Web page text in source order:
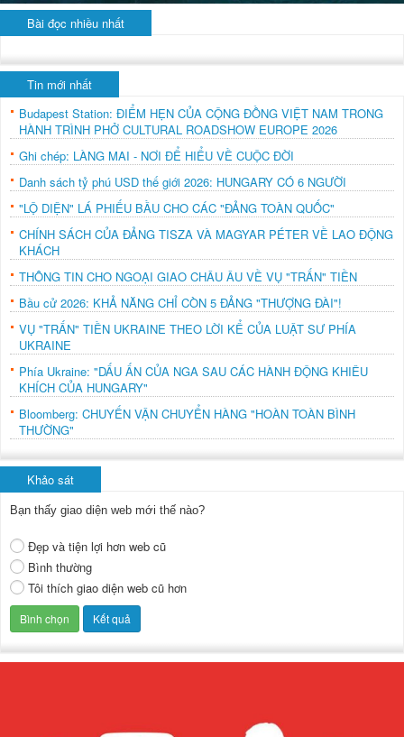
Bài đọc nhiều nhất
Tin mới nhất
Budapest Station: ĐIỂM HẸN CỦA CỘNG ĐỒNG VIỆT NAM TRONG
HÀNH TRÌNH PHỞ CULTURAL ROADSHOW EUROPE 2026
Ghi chép: LÀNG MAI - NƠI ĐỂ HIỂU VỀ CUỘC ĐỜI
Danh sách tỷ phú USD thế giới 2026: HUNGARY CÓ 6 NGƯỜI
"LỘ DIỆN" LÁ PHIẾU BẦU CHO CÁC "ĐẢNG TOÀN QUỐC"
CHÍNH SÁCH CỦA ĐẢNG TISZA VÀ MAGYAR PÉTER VỀ LAO ĐỘNG
KHÁCH
THÔNG TIN CHO NGOẠI GIAO CHÂU ÂU VỀ VỤ "TRẤN" TIỀN
Bầu cử 2026: KHẢ NĂNG CHỈ CÒN 5 ĐẢNG "THƯỢNG ĐÀI"!
VỤ "TRẤN" TIỀN UKRAINE THEO LỜI KỂ CỦA LUẬT SƯ PHÍA
UKRAINE
Phía Ukraine: "DẤU ẤN CỦA NGA SAU CÁC HÀNH ĐỘNG KHIÊU
KHÍCH CỦA HUNGARY"
Bloomberg: CHUYẾN VẬN CHUYỂN HÀNG "HOÀN TOÀN BÌNH
THƯỜNG"
Khảo sát
Bạn thấy giao diện web mới thế nào?
Đẹp và tiện lợi hơn web cũ
Bình thường
Tôi thích giao diện web cũ hơn